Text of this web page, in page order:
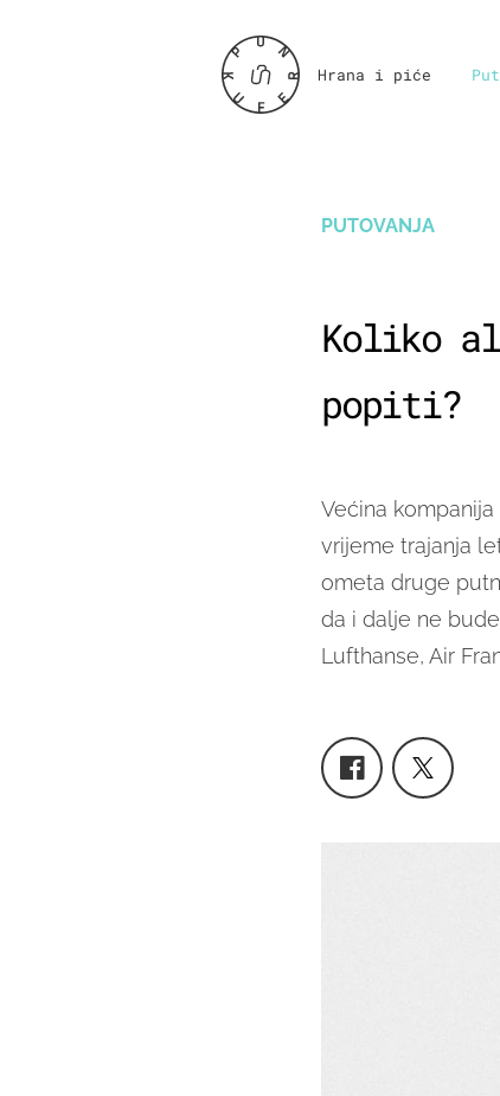
Hrana i piće
PUTOVANJA
Koliko
popiti?
Većina
vrijeme trajanja
ometa druge
da i dalje ne
Lufthanse, Air